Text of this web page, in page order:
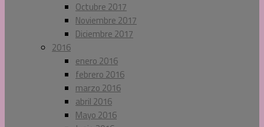
Octubre 2017
Noviembre 2017
Diciembre 2017
2016
enero 2016
febrero 2016
marzo 2016
abril 2016
Mayo 2016